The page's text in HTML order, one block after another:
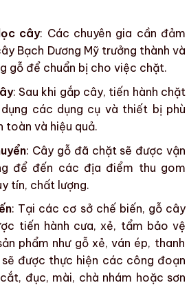
cây: Các chuyên gia cần đảm
Bạch Dương Mỹ trưởng thành và
gỗ để chuẩn bị cho việc chặt.
: Sau khi gắp cây, tiến hành chặt
các dụng cụ và thiết bị phù
toàn và hiệu quả.
: Cây gỗ đã chặt sẽ được vận
để đến các địa điểm thu gom
tín, chất lượng.
: Tại các cơ sở chế biến, gỗ cây
tiến hành cưa,xẻ, tẩm bảo vệ
phẩm như gỗ xẻ, ván ép, thanh
được thực hiện các công đoạn
cắt, đục, mài, chà nhám hoặc sơn